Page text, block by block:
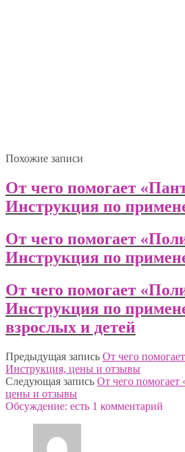
Похожие записи
От чего помогает
Инструкция по
От чего помогает
Инструкция по
От чего помогает
Инструкция по
взрослых и детей
Предыдущая запись От чего
Инструкция, цены и отзывы
Следующая запись От чего помогает
цены и отзывы
Обсуждение: есть 1 комментарий